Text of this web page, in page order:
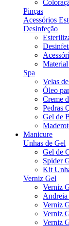
Pinças
Acessórios
Desinfeção
Spa
Velas
Óleo
Creme
Pedras
Gel de
Manicure
Unhas de Gel
Gel de
Spider
Kit
Verniz Gel
Verniz
Verniz
Verniz
Verniz